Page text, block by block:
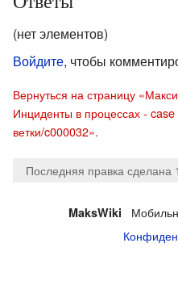
(нет элементов)
Войдите, чтобы
Вернуться на страницу
Инциденты в процессах -
ветки/c000032».
Последняя правка сделана
MaksWiki